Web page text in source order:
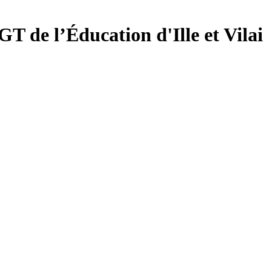
de l’Éducation d'Ille et